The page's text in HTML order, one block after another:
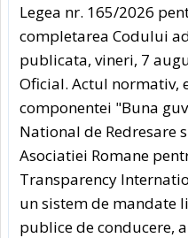
Legea nr. 165/2026
completarea Codului
publicata, vineri, 7
Oficial. Actul normativ,
componentei "Buna
National de Redresare
Asociatiei Romane
Transparency
un sistem de
publice de conducere,